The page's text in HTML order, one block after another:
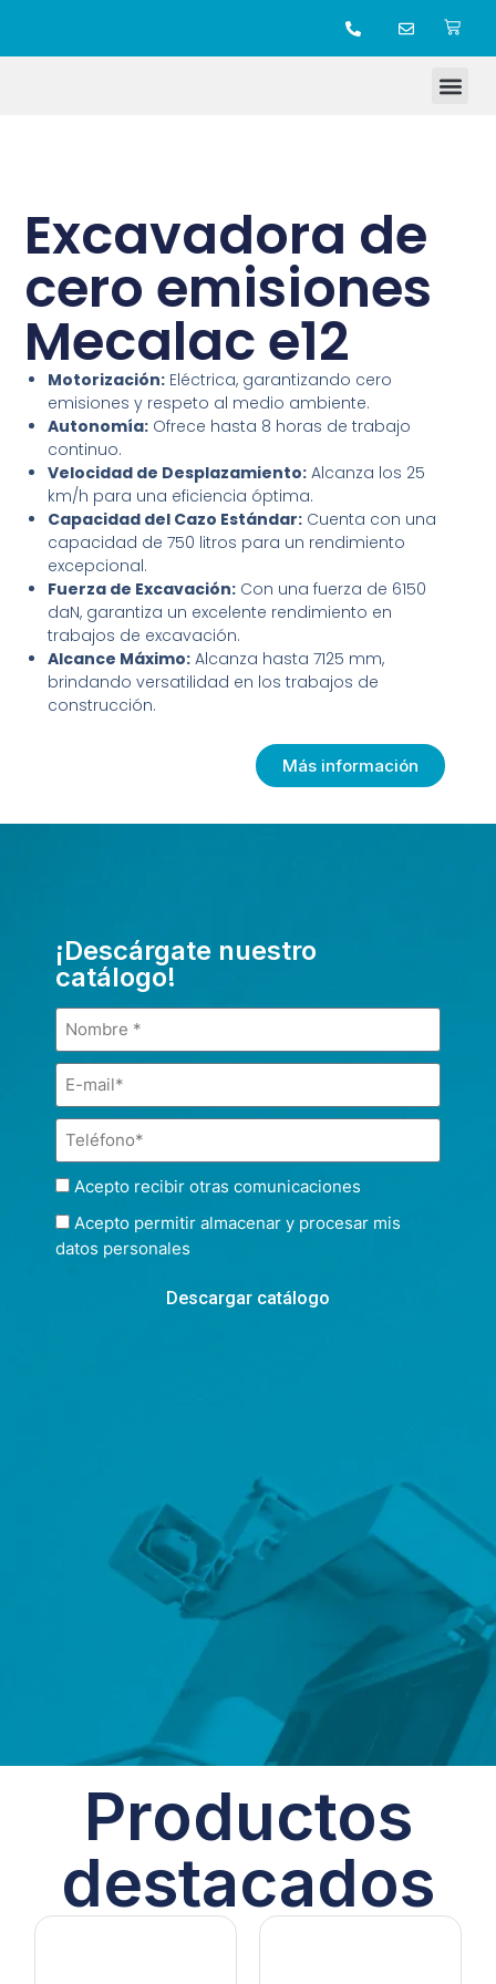
Excavadora de
cero emisiones
Mecalac e12
Motorización: Eléctrica, garantizando cero
emisiones y respeto al medio ambiente.
Autonomía: Ofrece hasta 8 horas de trabajo
continuo.
Velocidad de Desplazamiento: Alcanza los 25
km/h para una eficiencia óptima.
Capacidad del Cazo Estándar: Cuenta con una
capacidad de 750 litros para un rendimiento
excepcional.
Fuerza de Excavación: Con una fuerza de 6150
daN, garantiza un excelente rendimiento en
trabajos de excavación.
Alcance Máximo: Alcanza hasta 7125 mm,
brindando versatilidad en los trabajos de
construcción.
Más información
¡Descárgate nuestro
catálogo!
Acepto recibir otras comunicaciones
Acepto permitir almacenar y procesar mis
datos personales
Descargar catálogo
Productos
destacados